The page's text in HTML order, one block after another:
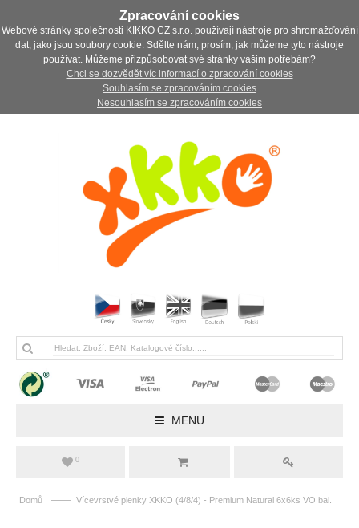
Zpracování cookies
Webové stránky společnosti KIKKO CZ s.r.o. používají nástroje pro shromažďování
dat, jako jsou soubory cookie. Sdělte nám, prosím, jak můžeme tyto nástroje
používat. Můžeme přizpůsobovat své stránky vašim potřebám?
Chci se dozvědět víc informací o zpracování cookies
Souhlasím se zpracováním cookies
Nesouhlasím se zpracováním cookies
MENU
0
Domů —— Vícevrstvé plenky XKKO (4/8/4) - Premium Natural 6x6ks VO bal.